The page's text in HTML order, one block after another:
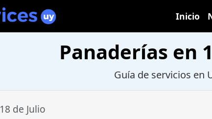
Inicio
Panaderías en
Guía de servicios en
18 de Julio